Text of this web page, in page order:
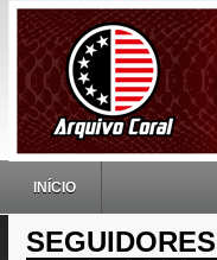
INÍCIO
SEGUIDORES